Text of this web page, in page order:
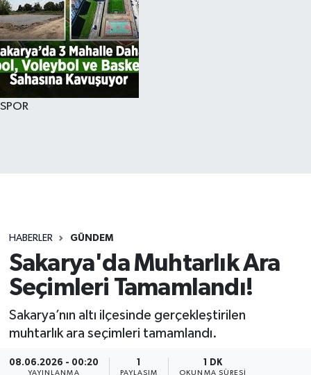
SPOR
HABERLER GÜNDEM
Sakarya'da Muhtarlık Ara
Seçimleri Tamamlandı!
Sakarya’nın altı ilçesinde gerçekleştirilen
muhtarlık ara seçimleri tamamlandı.
08.06.2026 - 00:20
YAYINLANMA PAYLAŞIM
1 DK
OKUNMA SÜRESI